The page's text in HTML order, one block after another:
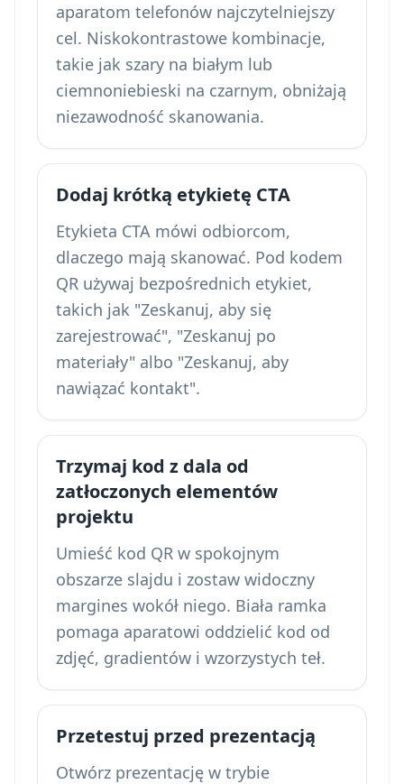
aparatom telefonów najczytelniejszy
cel. Niskokontrastowe kombinacje,
takie jak szary na białym lub
ciemnoniebieski na czarnym, obniżają
niezawodność skanowania.
Dodaj krótką etykietę CTA
Etykieta CTA mówi odbiorcom,
dlaczego mają skanować. Pod kodem
QR używaj bezpośrednich etykiet,
takich jak "Zeskanuj, aby się
zarejestrować", "Zeskanuj po
materiały" albo "Zeskanuj, aby
nawiązać kontakt".
Trzymaj kod z dala od
zatłoczonych elementów
projektu
Umieść kod QR w spokojnym
obszarze slajdu i zostaw widoczny
margines wokół niego. Biała ramka
pomaga aparatowi oddzielić kod od
zdjęć, gradientów i wzorzystych teł.
Przetestuj przed prezentacją
Otwórz prezentację w trybie